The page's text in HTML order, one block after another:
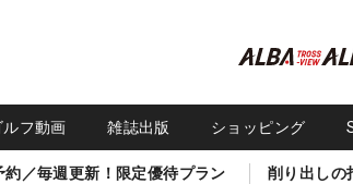
ルフ動画 雑誌出版 ショッピング
約／毎週更新！限定優待プラン 削り出しの